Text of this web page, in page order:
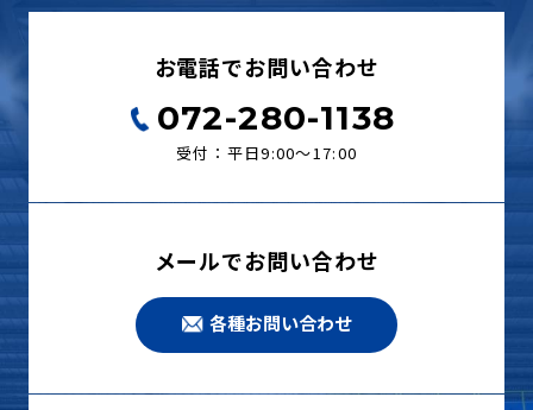
お電話でお問い合わせ
072-280-1138
受付：平日9:00〜17:00
メールでお問い合わせ
各種お問い合わせ